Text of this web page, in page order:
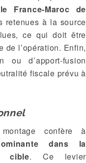
France-Maroc de
retenues à la source
ce qui doit être
de l’opération. Enfin,
ou d’apport-fusion
fiscale prévu à
confère à
dans la
cible. Ce levier